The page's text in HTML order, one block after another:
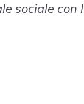
con